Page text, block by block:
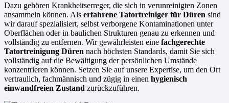
Dazu gehören Krankheitserreger, die sich in verunreinigten Zonen
ansammeln können. Als erfahrene Tatortreiniger für Düren sind
wir darauf spezialisiert, selbst verborgene Kontaminationen unter
Oberflächen oder in baulichen Strukturen genau zu erkennen und
vollständig zu entfernen. Wir gewährleisten eine fachgerechte
Tatortreinigung Düren nach höchsten Standards, damit Sie sich
vollständig auf die Bewältigung der persönlichen Umstände
konzentrieren können. Setzen Sie auf unsere Expertise, um den Ort
vertraulich, fachmännisch und zügig in einen hygienisch
einwandfreien Zustand zurückzuführen.